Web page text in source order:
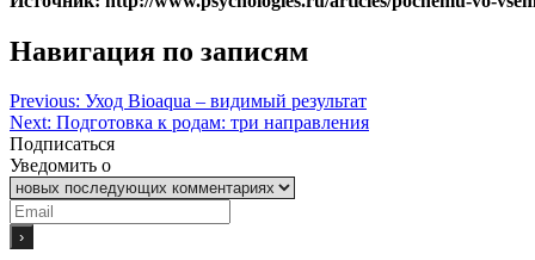
Навигация по записям
Previous: Уход Bioaqua – видимый результат
Next: Подготовка к родам: три направления
Подписаться
Уведомить о